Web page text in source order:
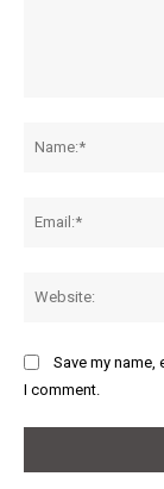
Save my
I comment.